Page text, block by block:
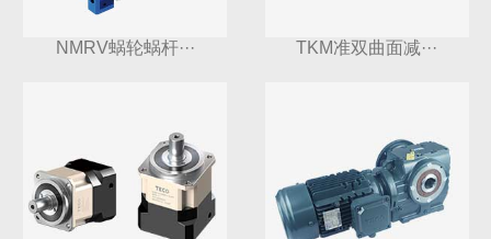
NMRV蜗轮蜗杆··· TKM准双曲面减···